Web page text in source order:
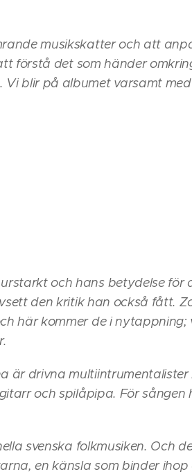
musikskatter och att
förstå det som händer
blir på albumet varsamt
och hans betydelse för
den kritik han också fått.
här kommer de i nytappning;
är drivna
och spilåpipa. För sången
svenska folkmusiken. Och
en känsla som binder